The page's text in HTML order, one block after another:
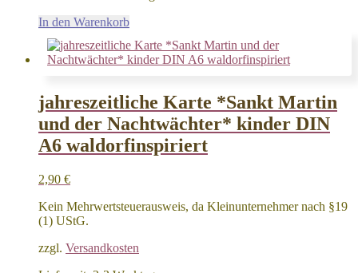
In den Warenkorb
jahreszeitliche Karte *Sankt Martin
und der Nachtwächter* kinder DIN
A6 waldorfinspiriert
2,90 €
Kein Mehrwertsteuerausweis, da Kleinunternehmer nach §19
(1) UStG.
zzgl. Versandkosten